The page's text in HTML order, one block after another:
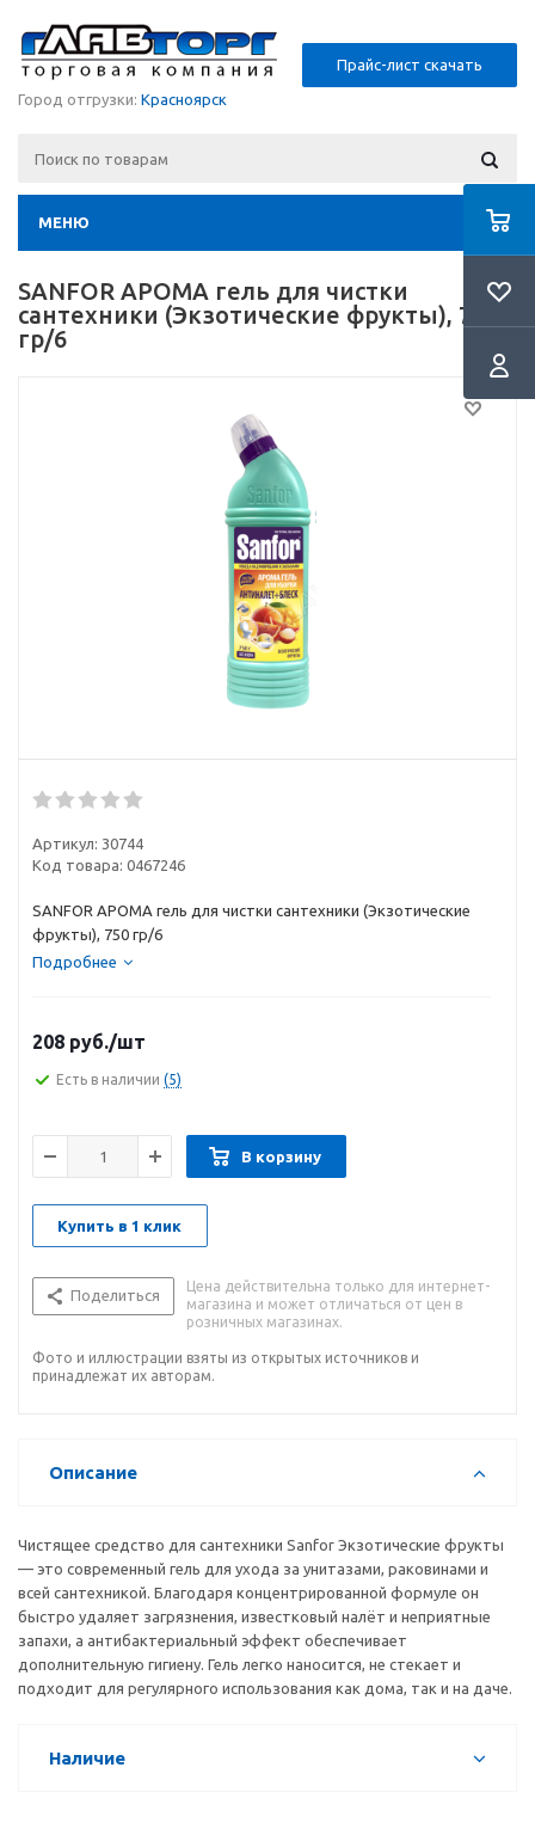
Прайс-лист скачать
Город отгрузки: Красноярск
МЕНЮ
SANFOR АРОМА гель для чистки
сантехники (Экзотические фрукты), 750
гр/6
Артикул: 30744
Код товара: 0467246
SANFOR АРОМА гель для чистки сантехники (Экзотические
фрукты), 750 гр/6
Подробнее
208 руб./шт
Есть в наличии (5)
В корзину
Купить в 1 клик
Поделиться
Цена действительна только для интернет-
магазина и может отличаться от цен в
розничных магазинах.
Фото и иллюстрации взяты из открытых источников и
принадлежат их авторам.
Описание
Чистящее средство для сантехники Sanfor Экзотические фрукты
— это современный гель для ухода за унитазами, раковинами и
всей сантехникой. Благодаря концентрированной формуле он
быстро удаляет загрязнения, известковый налёт и неприятные
запахи, а антибактериальный эффект обеспечивает
дополнительную гигиену. Гель легко наносится, не стекает и
подходит для регулярного использования как дома, так и на даче.
Наличие